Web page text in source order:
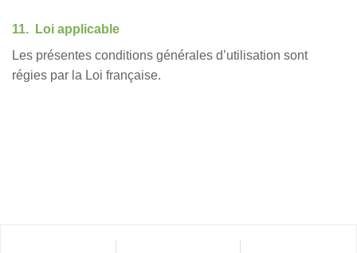
11. Loi applicable
Les présentes conditions générales d’utilisation sont
régies par la Loi française.